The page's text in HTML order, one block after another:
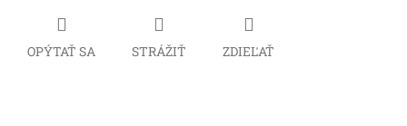
OPÝTAŤ SA STRÁŽIŤ ZDIEĽAŤ